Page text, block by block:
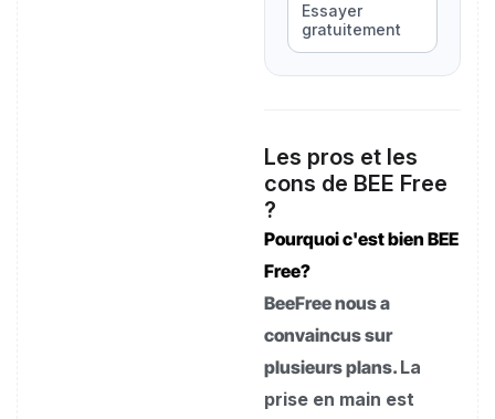
Essayer
gratuitement
Les pros et les
cons de BEE Free
?
Pourquoi c'est bien BEE
Free?
BeeFree nous a
convaincus sur
plusieurs plans. La
prise en main est